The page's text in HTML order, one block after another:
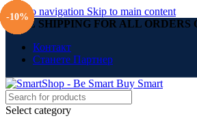
Skip to navigation Skip to main content
FREE SHIPPING FOR ALL ORDERS
Контакт
Станете Партнер
Select category
-10%
-10%
-10%
-10%
-10%
-10%